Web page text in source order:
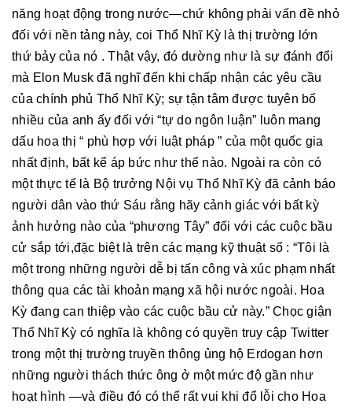
năng hoạt động trong nước—chứ không phải vấn đề nhỏ
đối với nền tảng này, coi Thổ Nhĩ Kỳ là thị trường lớn
thứ bảy của nó . Thật vậy, đó dường như là sự đánh đổi
mà Elon Musk đã nghĩ đến khi chấp nhận các yêu cầu
của chính phủ Thổ Nhĩ Kỳ; sự tận tâm được tuyên bố
nhiều của anh ấy đối với “tự do ngôn luận” luôn mang
dấu hoa thị “ phù hợp với luật pháp ” của một quốc gia
nhất định, bất kể áp bức như thế nào. Ngoài ra còn có
một thực tế là Bộ trưởng Nội vụ Thổ Nhĩ Kỳ đã cảnh báo
người dân vào thứ Sáu rằng hãy cảnh giác với bất kỳ
ảnh hưởng nào của “phương Tây” đối với các cuộc bầu
cử sắp tới,đặc biệt là trên các mạng kỹ thuật số : “Tôi là
một trong những người dễ bị tấn công và xúc phạm nhất
thông qua các tài khoản mạng xã hội nước ngoài. Hoa
Kỳ đang can thiệp vào các cuộc bầu cử này.” Chọc giận
Thổ Nhĩ Kỳ có nghĩa là không có quyền truy cập Twitter
trong một thị trường truyền thông ủng hộ Erdogan hơn
những người thách thức ông ở một mức độ gần như
hoạt hình —và điều đó có thể rất vui khi đổ lỗi cho Hoa